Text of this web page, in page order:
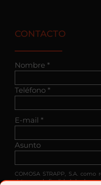
CONTACTO
Nombre *
Teléfono *
E-mail *
Asunto
COMOSA STRAPP, S.A.
datos con la finalidad de dar